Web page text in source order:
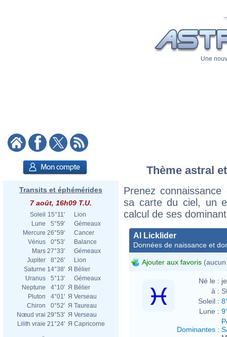
Une
Transits et éphémérides
7 août, 16h09 T.U.
Soleil 15°11'
Lion
Lune
5°59'
Gémeaux
Mercure 26°59'
Cancer
Vénus
0°53'
Balance
Mars 27°33'
Gémeaux
Jupiter
8°26'
Lion
Saturne 14°38' Я Bélier
Uranus
5°13'
Gémeaux
Neptune
4°10' Я Bélier
Pluton
4°01' Я Verseau
Chiron
0°52' Я Taureau
Nœud vrai 29°53' Я Verseau
Lilith vraie 21°24' Я Capricorne
Thème astral
Prenez
sa carte du ciel, un
calcul de ses
Al Licklider
Données de naissance et
Ajouter aux favoris
Né le :
à :
Soleil :
Lune :
Dominantes :